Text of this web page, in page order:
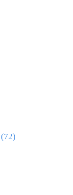
(72)